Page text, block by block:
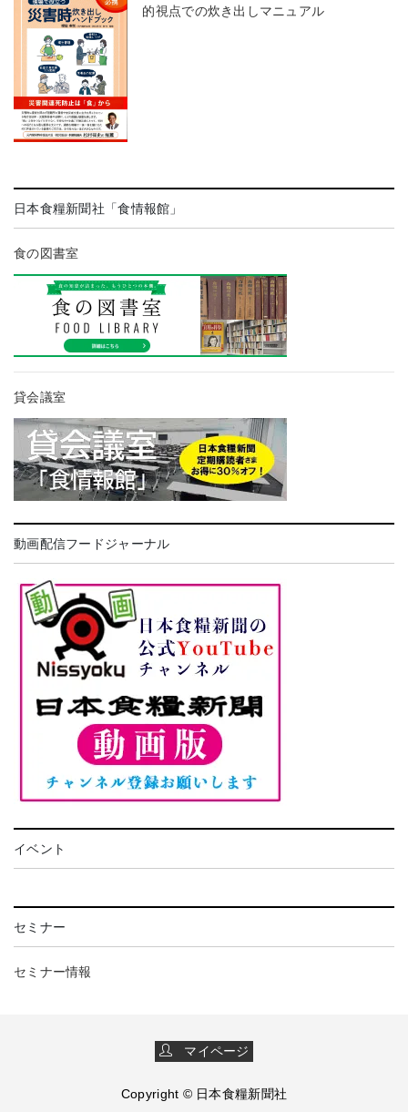
的視点での炊き出しマニュアル
日本食糧新聞社「食情報館」
食の図書室
貸会議室
動画配信フードジャーナル
イベント
セミナー
セミナー情報
マイページ
Copyright © 日本食糧新聞社